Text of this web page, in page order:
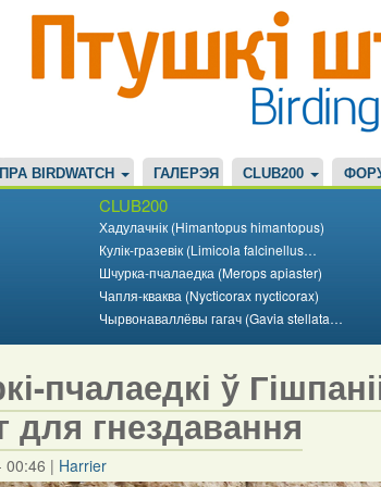
ПРА BIRDWATCH ГАЛЕРЭЯ CLUB200
CLUB200
Хадулачнік (Himantopus himantopus)
Кулік-гразевік (Limicola falcinellus…
Шчурка-пчалаедка (Merops apiaster)
Чапля-кваква (Nycticorax nycticorax)
Чырвонаваллёвы гагач (Gavia stellata…
пчалаедкі ў
для гнездавання
00:46 | Harrier